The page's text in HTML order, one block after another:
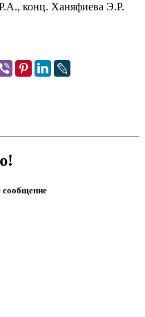
конц. Ханяфиева Э.Р.
сообщение